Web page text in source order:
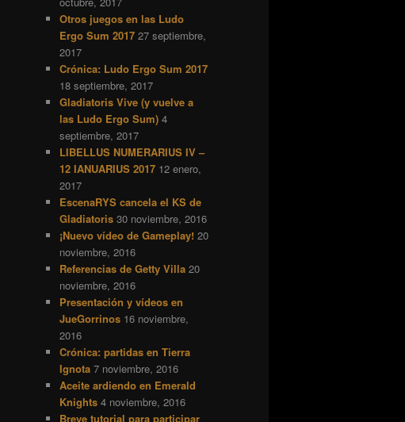
Otros juegos en las Ludo
Ergo Sum 2017 27 septiembre,
2017
Crónica: Ludo Ergo Sum 2017
18 septiembre, 2017
Gladiatoris Vive (y vuelve a
las Ludo Ergo Sum) 4
septiembre, 2017
LIBELLUS NUMERARIUS IV –
12 IANUARIUS 2017 12 enero,
2017
EscenaRYS cancela el KS de
Gladiatoris 30 noviembre, 2016
¡Nuevo vídeo de Gameplay! 20
noviembre, 2016
Referencias de Getty Villa 20
noviembre, 2016
Presentación y vídeos en
JueGorrinos 16 noviembre,
2016
Crónica: partidas en Tierra
Ignota 7 noviembre, 2016
Aceite ardiendo en Emerald
Knights 4 noviembre, 2016
Breve tutorial para participar